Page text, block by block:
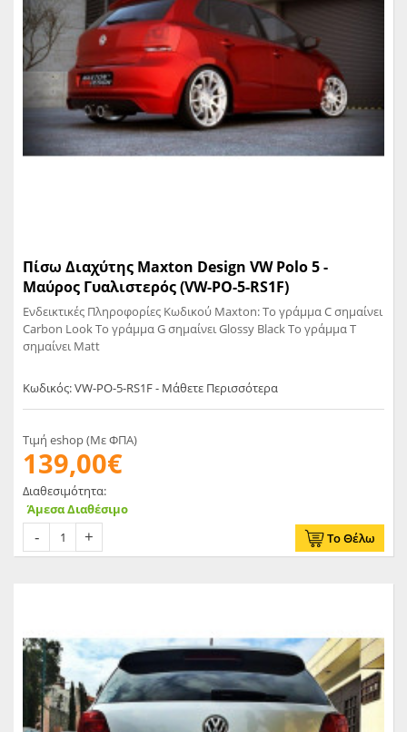
Πίσω Διαχύτης Maxton Design VW Polo 5 -
Μαύρος Γυαλιστερός (VW-PO-5-RS1F)
Ενδεικτικές Πληροφορίες Κωδικού Maxton: Το γράμμα C σημαίνει
Carbon Look Το γράμμα G σημαίνει Glossy Black Το γράμμα T
σημαίνει Matt
Κωδικός: VW-PO-5-RS1F - Μάθετε Περισσότερα
Τιμή eshop (Με ΦΠΑ)
139,00€
Διαθεσιμότητα:
Άμεσα Διαθέσιμο
Το Θέλω